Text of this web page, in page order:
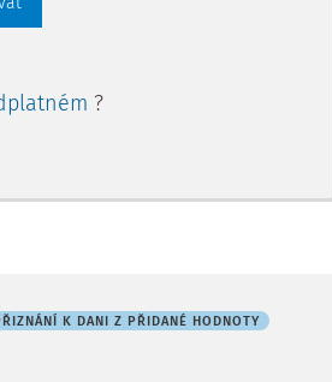
?
K DANI Z PŘIDANÉ HODNOTY